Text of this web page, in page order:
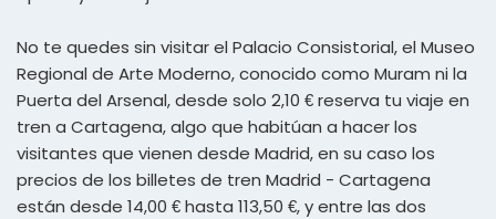
No te quedes sin visitar el Palacio Consistorial, el Museo
Regional de Arte Moderno, conocido como Muram ni la
Puerta del Arsenal, desde solo 2,10 € reserva tu viaje en
tren a Cartagena, algo que habitúan a hacer los
visitantes que vienen desde Madrid, en su caso los
precios de los billetes de tren Madrid - Cartagena
están desde 14,00 € hasta 113,50 €, y entre las dos